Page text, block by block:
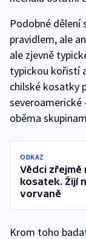
Podobné dělení
pravidlem, ale
ale zjevně
typickou kořistí
chilské kosatky
oběma
ODKAZ
Vědci zřejmě
kosatek. Žijí
vorvaně
Krom toho